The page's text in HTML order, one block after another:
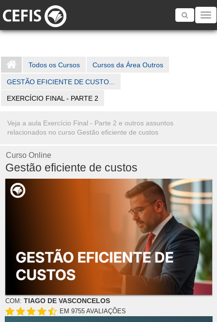
Toggle
Todos os Cursos Cursos da Área Outros
GESTÃO EFICIENTE DE CUSTO...
EXERCÍCIO FINAL - PARTE 2
Veja a aula Exercício Final - Parte 2 e outros assuntos
relacionados no curso Gestão eficiente de custos
Curso Online
Gestão eficiente de custos
COM: TIAGO DE VASCONCELOS
EM 9755 AVALIAÇÕES